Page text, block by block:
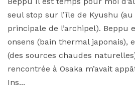
seul stop sur l’île de Kyushu
principale de l’archipel). Beppu
onsens (bain thermal japonais),
(des sources chaudes
rencontrée à Osaka m’avait
Ins...